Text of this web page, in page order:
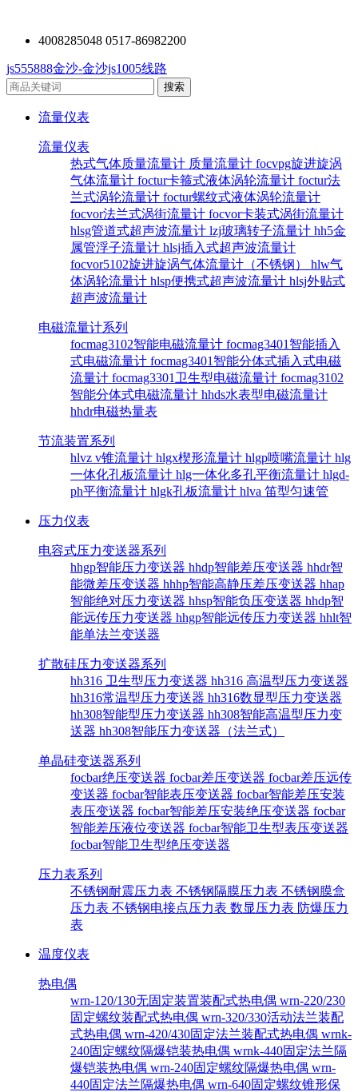
4008285048 0517-86982200
js555888金沙-金沙js1005线路
流量仪表
流量仪表
热式气体质量流量计 质量流量计 focvpg旋进旋涡
气体流量计 foctur卡箍式液体涡轮流量计 foctur法
兰式涡轮流量计 foctur螺纹式液体涡轮流量计
focvor法兰式涡街流量计 focvor卡装式涡街流量计
hlsg管道式超声波流量计 lzj玻璃转子流量计 hh5金
属管浮子流量计 hlsj插入式超声波流量计
focvor5102旋进旋涡气体流量计（不锈钢） hlw气
体涡轮流量计 hlsp便携式超声波流量计 hlsj外贴式
超声波流量计
电磁流量计系列
focmag3102智能电磁流量计 focmag3401智能插入
式电磁流量计 focmag3401智能分体式插入式电磁
流量计 focmag3301卫生型电磁流量计 focmag3102
智能分体式电磁流量计 hhds水表型电磁流量计
hhdr电磁热量表
节流装置系列
hlvz v锥流量计 hlgx楔形流量计 hlgp喷嘴流量计 hlg
一体化孔板流量计 hlg一体化多孔平衡流量计 hlgd-
ph平衡流量计 hlgk孔板流量计 hlva 笛型匀速管
压力仪表
电容式压力变送器系列
hhgp智能压力变送器 hhdp智能差压变送器 hhdr智
能微差压变送器 hhhp智能高静压差压变送器 hhap
智能绝对压力变送器 hhsp智能负压变送器 hhdp智
能远传压力变送器 hhgp智能远传压力变送器 hhlt智
能单法兰变送器
扩散硅压力变送器系列
hh316 卫生型压力变送器 hh316 高温型压力变送器
hh316常温型压力变送器 hh316数显型压力变送器
hh308智能型压力变送器 hh308智能高温型压力变
送器 hh308智能压力变送器（法兰式）
单晶硅变送器系列
focbar绝压变送器 focbar差压变送器 focbar差压远传
变送器 focbar智能表压变送器 focbar智能差压安装
表压变送器 focbar智能差压安装绝压变送器 focbar
智能差压液位变送器 focbar智能卫生型表压变送器
focbar智能卫生型绝压变送器
压力表系列
不锈钢耐震压力表 不锈钢隔膜压力表 不锈钢膜盒
压力表 不锈钢电接点压力表 数显压力表 防爆压力
表
温度仪表
热电偶
wrn-120/130无固定装置装配式热电偶 wrn-220/230
固定螺纹装配式热电偶 wrn-320/330活动法兰装配
式热电偶 wrn-420/430固定法兰装配式热电偶 wrnk-
240固定螺纹隔爆铠装热电偶 wrnk-440固定法兰隔
爆铠装热电偶 wrn-240固定螺纹隔爆热电偶 wrn-
440固定法兰隔爆热电偶 wrn-640固定螺纹锥形保